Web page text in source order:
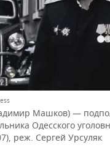
Машков) —
Одесского
реж. Сергей Урсуляк